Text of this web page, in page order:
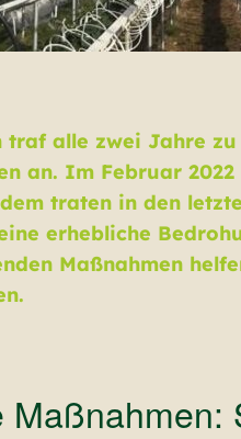
alle zwei Jahre
an. Im Februar
traten in den
erhebliche
Maßnahmen